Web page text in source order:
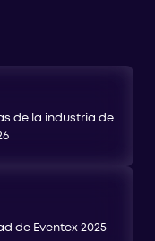
de la industria de
de Eventex 2025